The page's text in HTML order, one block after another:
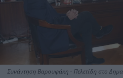
Συνάντηση Βαρουφάκη - Πελετίδη στο